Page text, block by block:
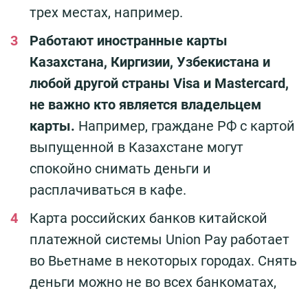
трех местах, например.
Работают иностранные карты
Казахстана, Киргизии, Узбекистана и
любой другой страны Visa и Mastercard,
не важно кто является владельцем
карты. Например, граждане РФ с картой
выпущенной в Казахстане могут
спокойно снимать деньги и
расплачиваться в кафе.
Карта российских банков китайской
платежной системы Union Pay работает
во Вьетнаме в некоторых городах. Снять
деньги можно не во всех банкоматах,